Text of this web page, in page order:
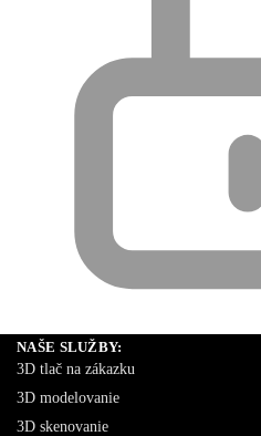
NAŠE SLUŽBY:
3D tlač na zákazku
3D modelovanie
3D skenovanie